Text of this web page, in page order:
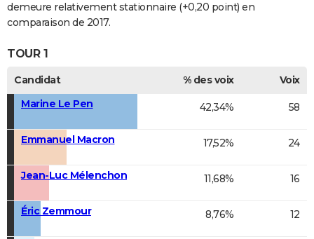
demeure relativement stationnaire (+0,20 point) en
comparaison de 2017.
TOUR 1
Candidat % des voix
Voix
Marine Le Pen
42,34% 58
Emmanuel Macron 17,52% 24
Jean-Luc Mélenchon 11,68% 16
Éric Zemmour 8,76% 12